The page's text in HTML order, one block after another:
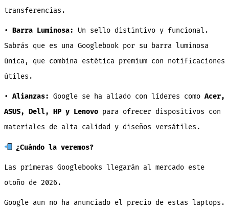
transferencias.
• Barra Luminosa:
Un sello distintivo y funcional.
Sabrás que es una Googlebook por su barra luminosa
única, que combina estética premium con notificaciones
útiles.
• Alianzas: Google se ha aliado con líderes como Acer,
ASUS, Dell, HP y Lenovopara ofrecer dispositivos con
materiales de alta calidad y diseños versátiles.
¿Cuándo la veremos?
Las primeras Googlebooks llegarán al mercado este
otoño de 2026.
Google aun no ha anunciado el precio de estas laptops.